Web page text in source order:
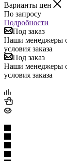
Варианты цен
По запросу
Подробности
Под заказ
Наши менеджеры
условия заказа
Под заказ
Наши менеджеры
условия заказа